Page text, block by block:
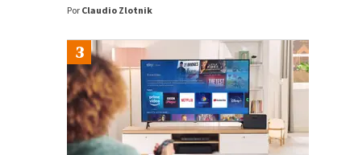
Por Claudio Zlotnik